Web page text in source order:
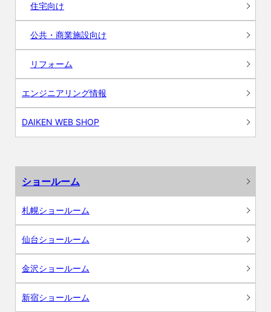
住宅向け
公共・商業施設向け
リフォーム
エンジニアリング情報
DAIKEN WEB SHOP
ショールーム
札幌ショールーム
仙台ショールーム
金沢ショールーム
新宿ショールーム